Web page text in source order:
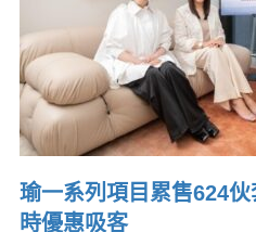
瑜一系列項目累售624
時優惠吸客